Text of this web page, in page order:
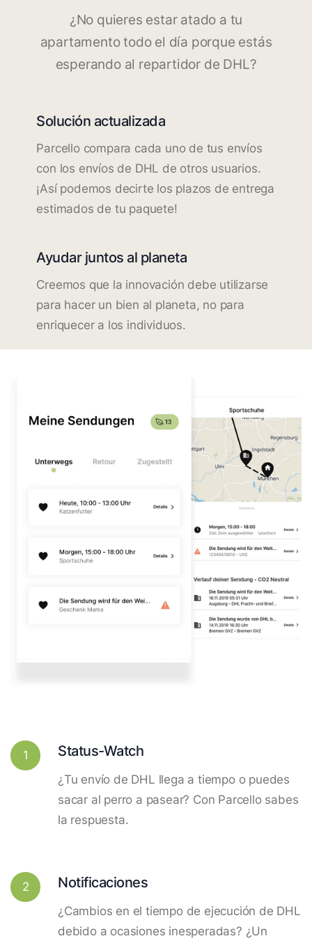
¿No quieres estar atado a tu
apartamento todo el día porque estás
esperando al repartidor de DHL?
Solución actualizada
Parcello compara cada uno de tus envíos
con los envíos de DHL de otros usuarios.
¡Así podemos decirte los plazos de entrega
estimados de tu paquete!
Ayudar juntos al planeta
Creemos que la innovación debe utilizarse
para hacer un bien al planeta, no para
enriquecer a los individuos.
1 Status-Watch
¿Tu envío de DHL llega a tiempo o puedes
sacar al perro a pasear? Con Parcello sabes
la respuesta.
2 Notificaciones
¿Cambios en el tiempo de ejecución de DHL
debido a ocasiones inesperadas? ¿Un